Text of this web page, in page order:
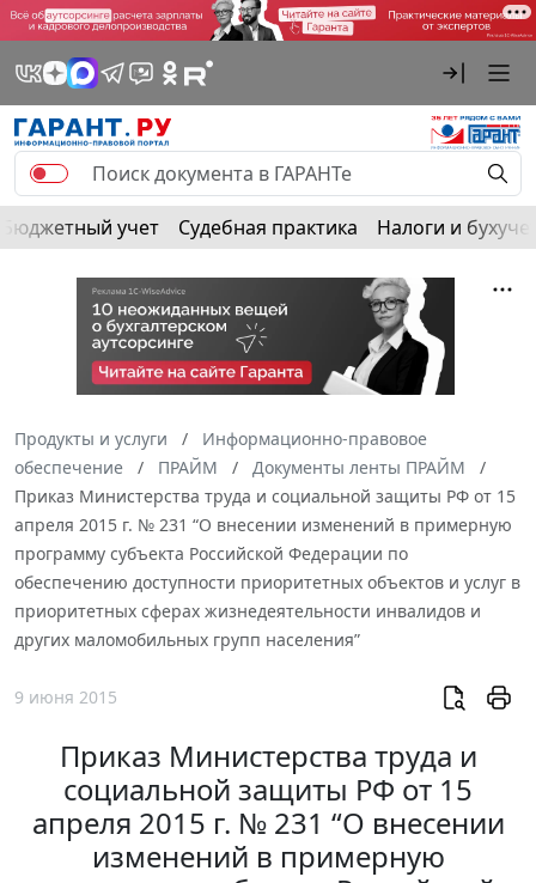
Бюджетный учет Судебная практика Налоги и
Продукты и услуги
Информационно-правовое
обеспечение
ПРАЙМ
Документы ленты ПРАЙМ
Приказ Министерства труда и социальной защиты РФ от 15
апреля 2015 г. № 231 “О внесении изменений в примерную
программу субъекта Российской Федерации по
обеспечению доступности приоритетных объектов и услуг в
приоритетных сферах жизнедеятельности инвалидов и
других маломобильных групп населения”
9 июня 2015
Приказ Министерства труда и
социальной защиты РФ от 15
апреля 2015 г. № 231 “О внесении
изменений в примерную